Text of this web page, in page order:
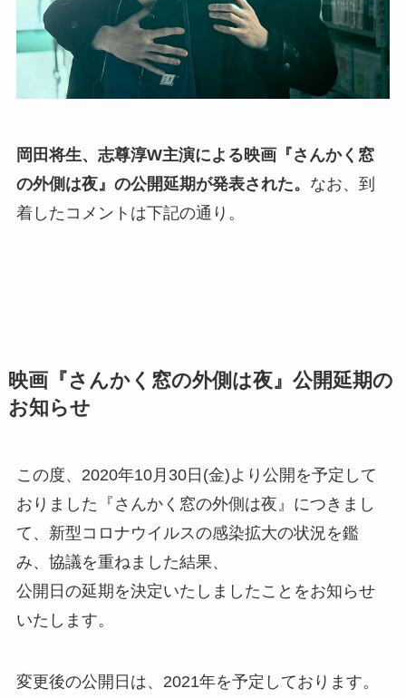
岡田将生、志尊淳W主演による映画『さんかく窓
の外側は夜』の公開延期が発表された。 なお、到
着したコメントは下記の通り。
映画『さんかく窓の外側は夜』公開延期の
お知らせ
この度、2020年10月30日(金)より公開を予定して
おりました『さんかく窓の外側は夜』につきまし
て、新型コロナウイルスの感染拡大の状況を鑑
み、協議を重ねました結果、
公開日の延期を決定いたしましたことをお知らせ
いたします。
変更後の公開日は、2021年を予定しております。